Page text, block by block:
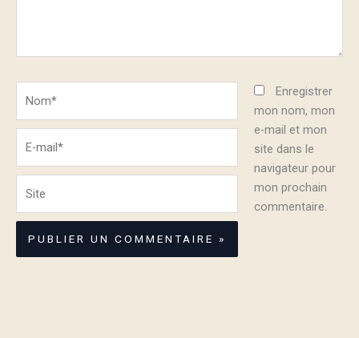
mail*
Enregistrer
mon nom, mon
e-mail et mon
site dans le
navigateur pour
mon prochain
commentaire.